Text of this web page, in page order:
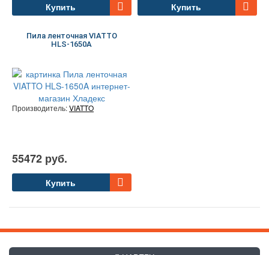
Купить Купить
Пила ленточная VIATTO
HLS-1650A
Производитель:VIATTO
55472 руб.
Купить